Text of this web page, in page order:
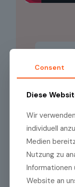
Consent
Diese
Wir
individuell
Medien
Nutzung zu
Informationen
Website an